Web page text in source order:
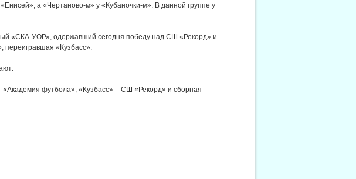
а «Чертаново-м» у «Кубаночки-м». В данной группе у
«СКА-УОР», одержавший сегодня победу над СШ «Рекорд» и
переигравшая «Кузбасс».
футбола», «Кузбасс» – СШ «Рекорд» и сборная